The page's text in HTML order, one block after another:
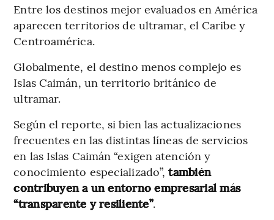
Entre los destinos mejor evaluados en América
aparecen territorios de ultramar, el Caribe y
Centroamérica.
Globalmente, el destino menos complejo es
Islas Caimán, un territorio británico de
ultramar.
Según el reporte, si bien las actualizaciones
frecuentes en las distintas líneas de servicios
en las Islas Caimán “exigen atención y
conocimiento especializado”, también
contribuyen a un entorno empresarial más
“transparente y resiliente”.